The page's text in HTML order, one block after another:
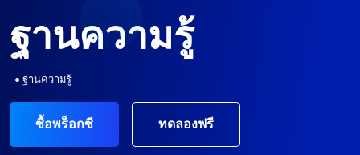
ฐานความรู้
• ฐานความรู้
ซื้อพร็อกซี ทดลองฟรี